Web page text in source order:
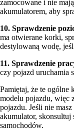
zamocowane i nie
akumulatorem, aby
10. Sprawdzenie
ma otwierane korki,
destylowaną wodę,
11. Sprawdzenie
czy pojazd uruchamia
Pamiętaj, że te ogólne
modelu pojazdu, więc
pojazdu. Jeśli nie
akumulator, skonsultuj
samochodów.